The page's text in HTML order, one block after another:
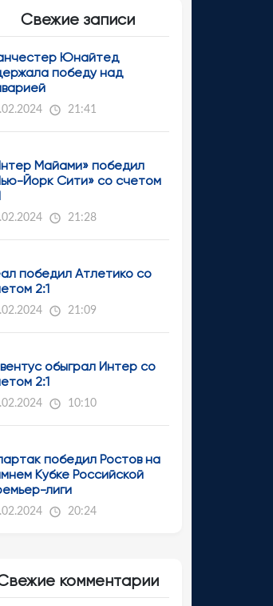
Свежие записи
Юнайтед
победу над
21:41
Майами» победил
Йорк Сити» со счетом
21:28
победил Атлетико со
2:1
21:09
обыграл Интер со
2:1
10:10
победил Ростов на
Кубке Российской
лиги
20:24
комментарии